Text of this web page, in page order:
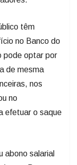
têm
no Banco do
pode optar por
de mesma
nos
no
efetuar o saque
abono salarial